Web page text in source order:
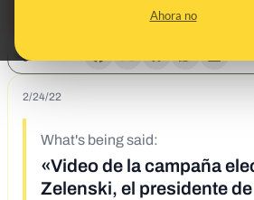
Ahora no
2/24/22
What's being said:
«Video de la campaña
Zelenski, el presidente